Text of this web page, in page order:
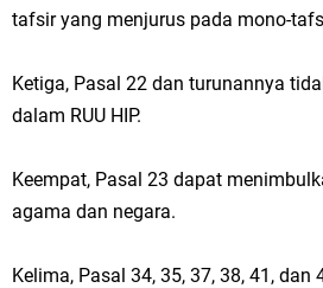
tafsir yang menjurus pada mono-
Ketiga, Pasal 22 dan turunannya
dalam RUU HIP.
Keempat, Pasal 23 dapat
agama dan negara.
Kelima, Pasal 34, 35, 37, 38, 41,